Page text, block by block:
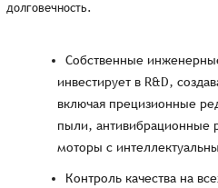
долговечность.
Собственные
инвестирует в R&D,
включая прецизионные
пыли, антивибрационные
моторы с
Контроль качества на